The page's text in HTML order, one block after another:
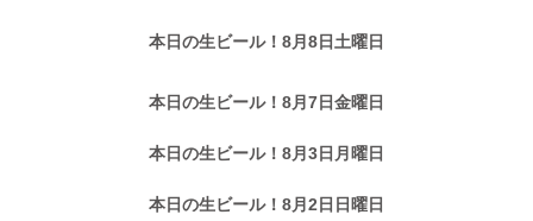
本日の生ビール！8月8日土曜日
本日の生ビール！8月7日金曜日
本日の生ビール！8月3日月曜日
本日の生ビール！8月2日日曜日